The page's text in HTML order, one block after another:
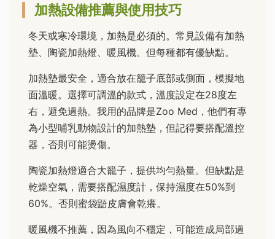
加熱設備推薦與使用技巧
冬天或寒冷環境，加熱是必須的。常見設備有加熱
墊、陶瓷加熱燈、暖風機。但每種都有優缺點。
加熱墊最安全，適合放在籠子底部或側面，模擬地
面溫暖。選擇可調溫的款式，溫度設定在28度左
右，避免過熱。我用的品牌是Zoo Med，他們有專
為小型哺乳動物設計的加熱墊，但記得要搭配溫控
器，否則可能燙傷。
陶瓷加熱燈適合大籠子，提供均勻熱量。但缺點是
乾燥空氣，需要搭配濕度計，保持濕度在50%到
60%。否則蜜袋鼯皮膚會乾癢。
暖風機不推薦，因為風向不穩定，可能造成局部過